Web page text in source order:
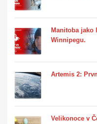
Manitoba jako
Winnipegu.
Artemis 2:
Velikonoce v